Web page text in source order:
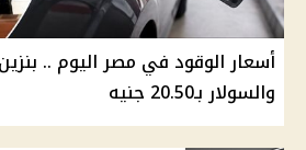
والسولار بـ20.50 جنيه